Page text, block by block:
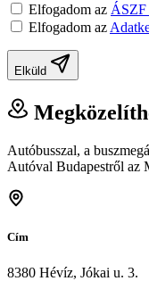
Elfogadom az ÁSZF
Elfogadom az
Elküld
Autóbusszal, a
Autóval Budapestről az
Cím
8380 Hévíz, Jókai u. 3.